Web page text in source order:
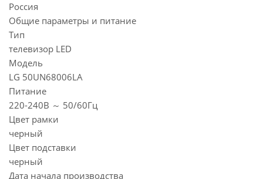
Россия
Общие параметры и питание
Тип
телевизор LED
Модель
LG 50UN68006LA
Питание
220-240В ～ 50/60Гц
Цвет рамки
черный
Цвет подставки
черный
Дата начала производства